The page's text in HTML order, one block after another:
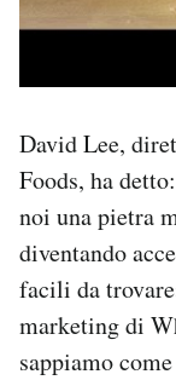
David Lee,
Foods, ha
noi una pietra
diventando
facili da
marketing di
sappiamo